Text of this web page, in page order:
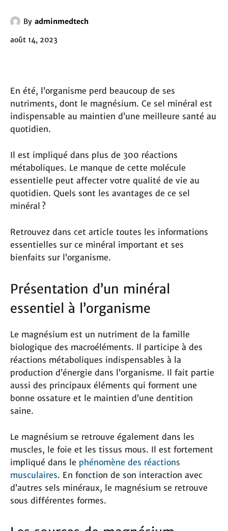
By adminmedtech
août 14, 2023
En été, l’organisme perd beaucoup de ses
nutriments, dont le magnésium. Ce sel minéral est
indispensable au maintien d’une meilleure santé au
quotidien.
Il est impliqué dans plus de 300 réactions
métaboliques. Le manque de cette molécule
essentielle peut affecter votre qualité de vie au
quotidien. Quels sont les avantages de ce sel
minéral ?
Retrouvez dans cet article toutes les informations
essentielles sur ce minéral important et ses
bienfaits sur l’organisme.
Présentation d’un minéral
essentiel à l’organisme
Le magnésium est un nutriment de la famille
biologique des macroéléments. Il participe à des
réactions métaboliques indispensables à la
production d’énergie dans l’organisme. Il fait partie
aussi des principaux éléments qui forment une
bonne ossature et le maintien d’une dentition
saine.
Le magnésium se retrouve également dans les
muscles, le foie et les tissus mous. Il est fortement
impliqué dans le phénomène des réactions
musculaires. En fonction de son interaction avec
d’autres sels minéraux, le magnésium se retrouve
sous différentes formes.